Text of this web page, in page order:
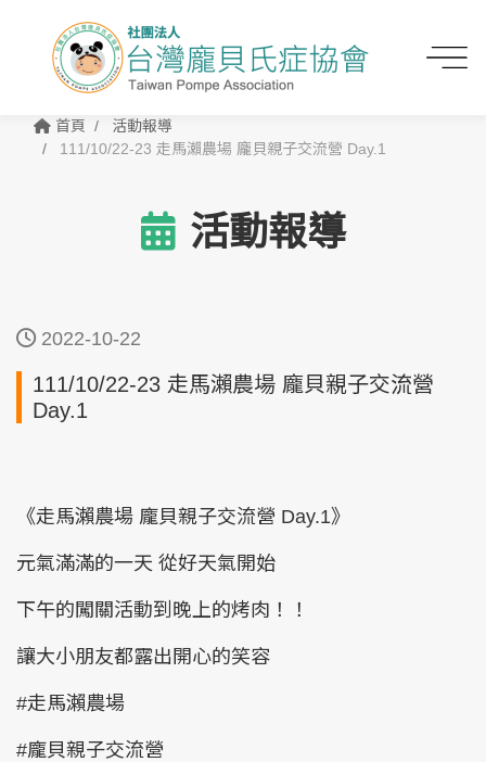
首頁
活動報導
111/10/22-23 走馬瀨農場 龐貝親子交流營 Day.1
活動報導
2022-10-22
111/10/22-23 走馬瀨農場 龐貝親子交流營
Day.1
《走馬瀨農場 龐貝親子交流營 Day.1》
元氣滿滿的一天 從好天氣開始
下午的闖關活動到晚上的烤肉！！
讓大小朋友都露出開心的笑容
#走馬瀨農場
#龐貝親子交流營